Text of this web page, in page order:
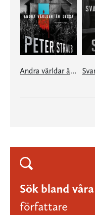
Andra världar än dessa
Sök bland våra
författare